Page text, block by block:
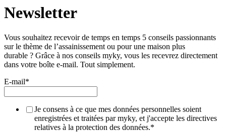
Newsletter
Vous souhaitez recevoir de temps en temps 5 conseils passionnants
sur le thème de l’assainissement ou pour une maison plus
durable ? Grâce à nos conseils myky, vous les recevrez directement
dans votre boîte e-mail. Tout simplement.
E-mail*
Je consens à ce que mes données personnelles soient
enregistrées et traitées par myky, et j'accepte les directives
relatives à la protection des données.*